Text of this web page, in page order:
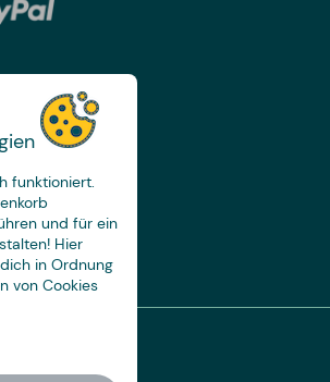
funktioniert.
und für ein
Hier
in Ordnung
von Cookies